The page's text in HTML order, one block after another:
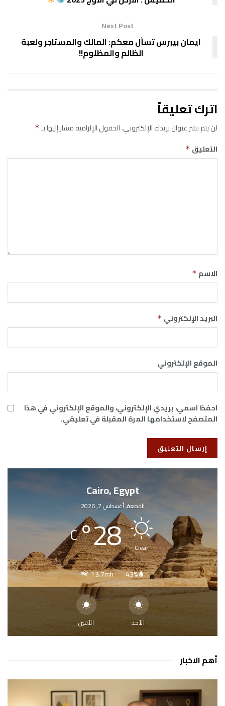
Next Post
ايمان بيبرس تسأل معكم: المالك والمستاجر ولعبة
الظالم والمظلوم!!
اترك تعليقاً
لن يتم نشر عنوان بريدك الإلكتروني.الحقول الإلزامية مشار إليها بـ*
التعليق *
الاسم *
البريد الإلكتروني *
الموقع الإلكتروني
احفظ اسمي، بريدي الإلكتروني، والموقع الإلكتروني في هذا
المتصفح لاستخدامها المرة المقبلة في تعليقي.
Cairo, Egypt
الجمعة, أغسطس 7, 2026
Clear
28
°
C
43%
13.7mh
الأحد الأثنين
أهم الاخبار